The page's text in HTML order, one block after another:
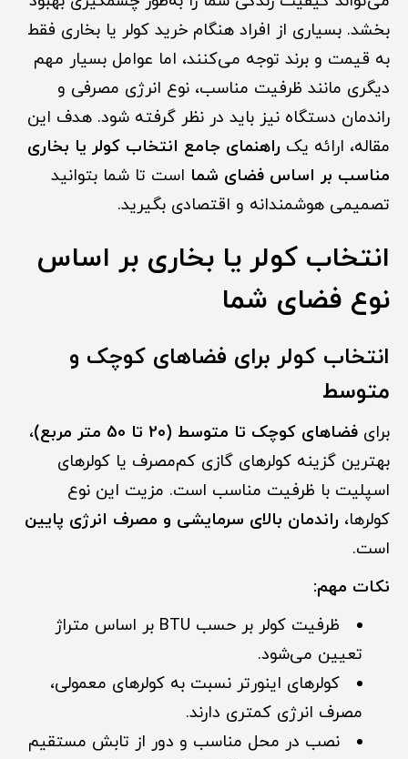
بخشد. بسیاری از افراد هنگام خرید کولر یا بخاری فقط
به قیمت و برند توجه می‌کنند، اما عوامل بسیار مهم
دیگری مانند ظرفیت مناسب، نوع انرژی مصرفی و
راندمان دستگاه نیز باید در نظر گرفته شود. هدف این
مقاله، ارائه یک راهنمای جامع انتخاب کولر یا بخاری
مناسب بر اساس فضای شما است تا شما بتوانید
تصمیمی هوشمندانه و اقتصادی بگیرید.
انتخاب کولر یا بخاری بر اساس
نوع فضای شما
انتخاب کولر برای فضاهای کوچک و
متوسط
برای فضاهای کوچک تا متوسط (20 تا 50 متر مربع)
،
بهترین گزینه کولرهای گازی کم‌مصرف یا کولرهای
اسپلیت با ظرفیت مناسب است. مزیت این نوع
کولرها، راندمان بالای سرمایشی و مصرف انرژی پایین
است.
نکات مهم:
ظرفیت کولر بر حسب BTU بر اساس متراژ
تعیین می‌شود.
کولرهای اینورتر نسبت به کولرهای معمولی،
مصرف انرژی کمتری دارند.
نصب در محل مناسب و دور از تابش مستقیم